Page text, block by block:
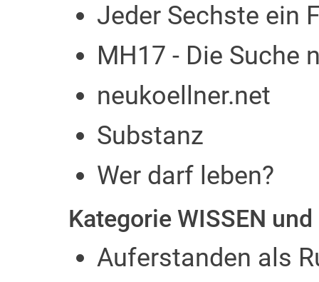
Jeder Sechste ein
MH17 - Die Suche
neukoellner.net
Substanz
Wer darf leben?
Kategorie WISSEN und
Auferstanden als